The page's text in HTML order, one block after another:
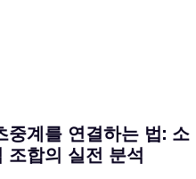
계를 연결하는 법: 소
조합의 실전 분석